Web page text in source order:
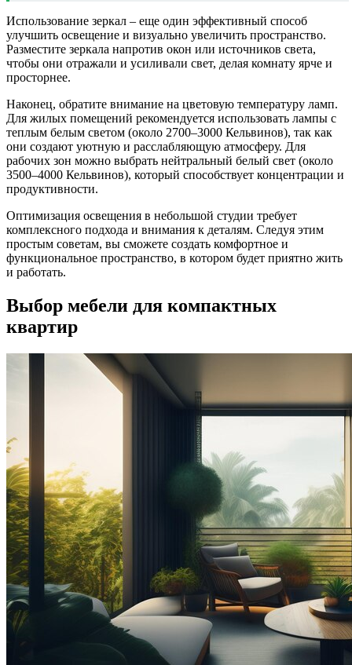
Использование зеркал – еще один эффективный способ
улучшить освещение и визуально увеличить пространство.
Разместите зеркала напротив окон или источников света,
чтобы они отражали и усиливали свет, делая комнату ярче и
просторнее.
Наконец, обратите внимание на цветовую температуру ламп.
Для жилых помещений рекомендуется использовать лампы с
теплым белым светом (около 2700–3000 Кельвинов), так как
они создают уютную и расслабляющую атмосферу. Для
рабочих зон можно выбрать нейтральный белый свет (около
3500–4000 Кельвинов), который способствует концентрации и
продуктивности.
Оптимизация освещения в небольшой студии требует
комплексного подхода и внимания к деталям. Следуя этим
простым советам, вы сможете создать комфортное и
функциональное пространство, в котором будет приятно жить
и работать.
Выбор мебели для компактных
квартир